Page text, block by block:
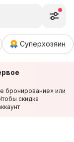
Суперхозяин
бронирование» или
скидка